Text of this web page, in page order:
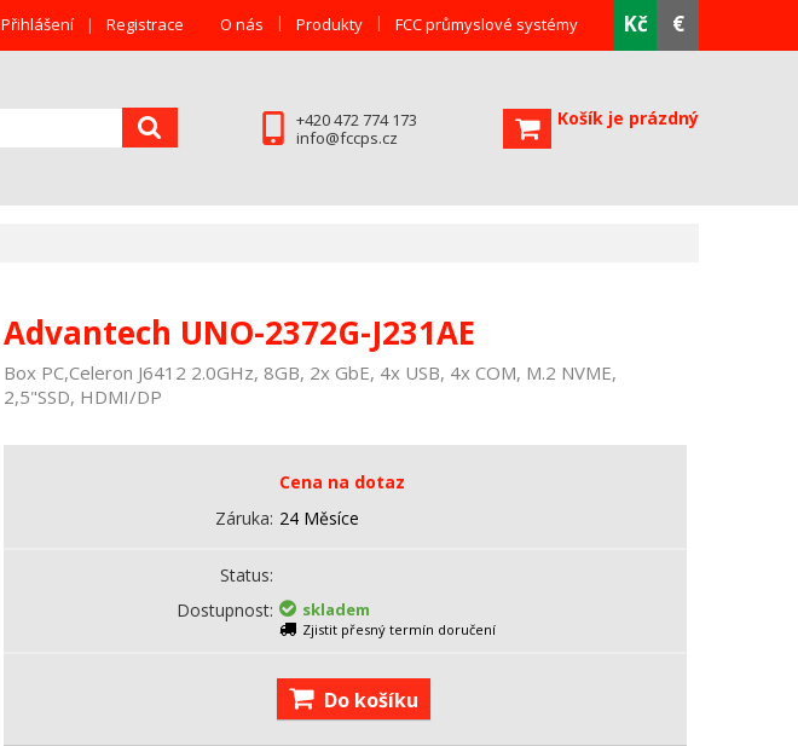
Kč €
O nás Produkty FCC průmyslové systémy
Přihlášení Registrace
Košík je prázdný
+420 472 774 173
info@fccps.cz
Advantech UNO-2372G-J231AE
Box PC,Celeron J6412 2.0GHz, 8GB, 2x GbE, 4x USB, 4x COM, M.2 NVME,
2,5"SSD, HDMI/DP
Cena na dotaz
Záruka 24 Měsíce
Status
Dostupnost
skladem
Zjistit přesný termín doručení
Do košíku